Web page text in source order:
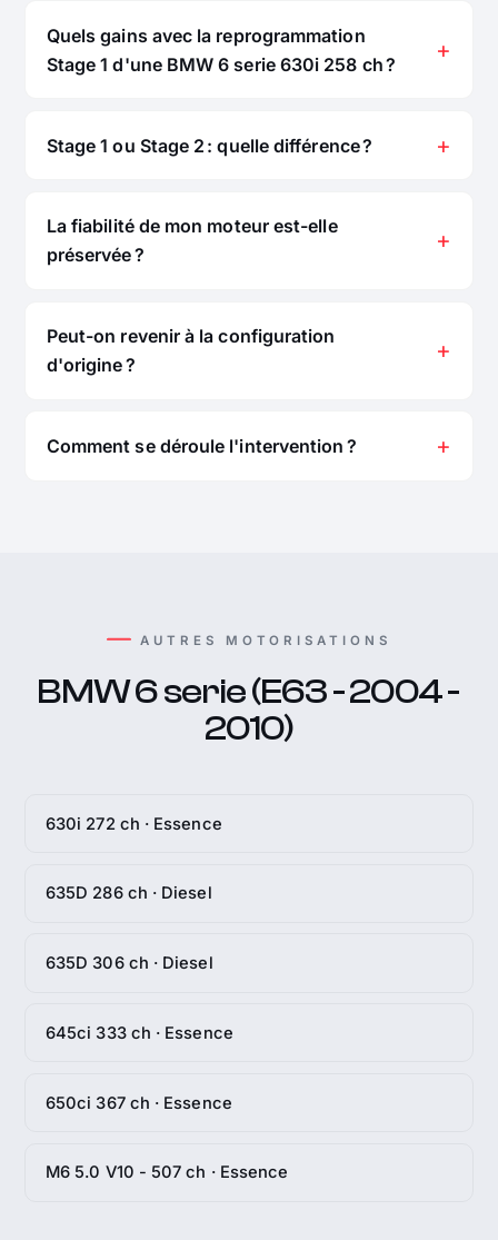
Quels gains avec la reprogrammation
Stage 1 d'une BMW 6 serie 630i 258 ch ?
Stage 1 ou Stage 2 : quelle différence ?
La fiabilité de mon moteur est-elle
préservée ?
Peut-on revenir à la configuration
d'origine ?
Comment se déroule l'intervention ?
AUTRES MOTORISATIONS
BMW 6 serie (E63 - 2004 -
2010)
630i 272 ch · Essence
635D 286 ch · Diesel
635D 306 ch · Diesel
645ci 333 ch · Essence
650ci 367 ch · Essence
M6 5.0 V10 - 507 ch · Essence